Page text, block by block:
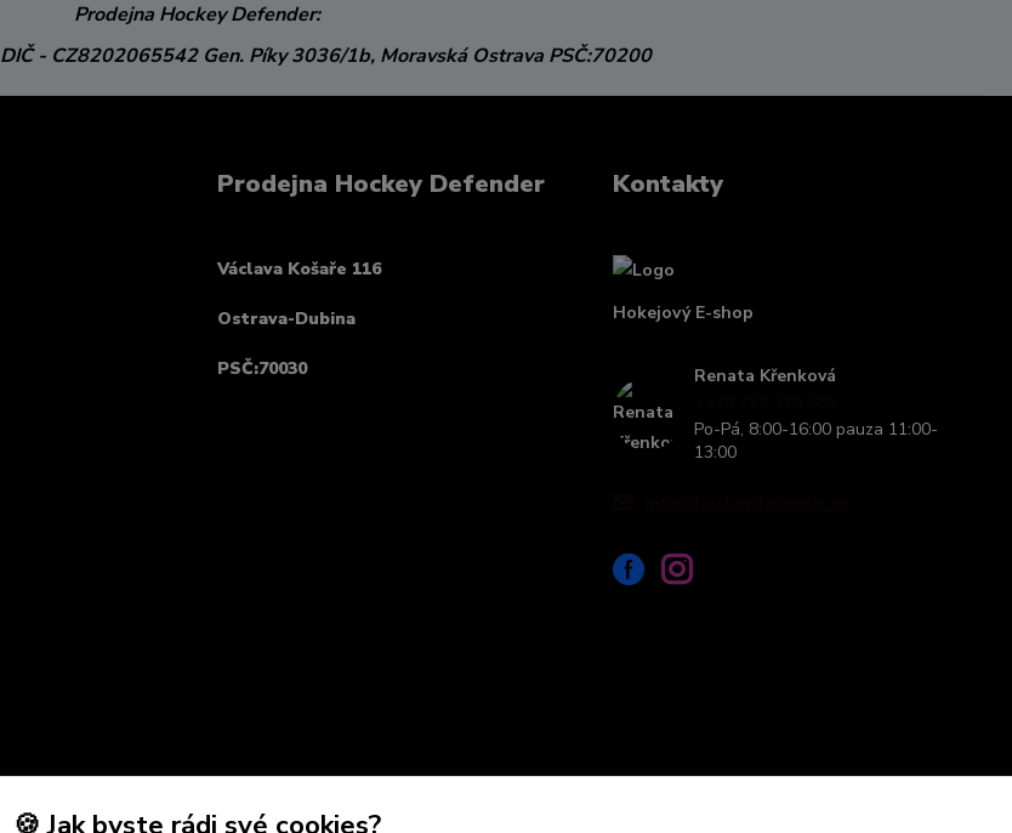
Prodejna Hockey Defender:
DIČ - CZ8202065542 Gen. Píky 3036/1b, Moravská Ostrava PSČ:70200
Prodejna Hockey Defender
Václava Košaře 116
Ostrava-Dubina
PSČ:70030
Kontakty
Hokejový E-shop
Renata Křenková
Po-Pá, 8:00-16:00 pauza 11:00-
13:00
🍪 Jak byste rádi své cookies?